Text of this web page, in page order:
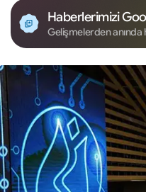
Haberlerimizi
Gelişmelerden